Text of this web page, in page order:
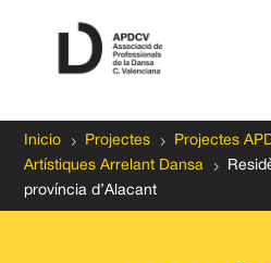
Inicio 5 Projectes 5 Projectes
Artístiques Arrelant Dansa
5
província d’Alacant